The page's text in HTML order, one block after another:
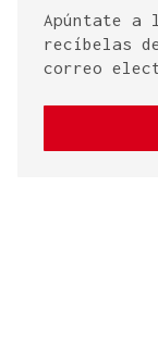
Apúntate a
recíbelas
correo